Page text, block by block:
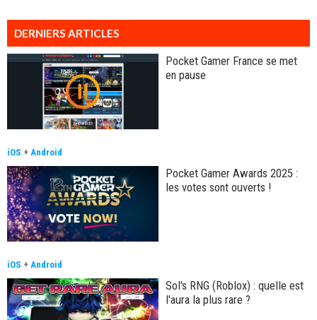
DERNIERS ARTICLES
Pocket Gamer France se met
en pause
iOS + Android
Pocket Gamer Awards 2025 :
les votes sont ouverts !
iOS + Android
Sol's RNG (Roblox) : quelle est
l'aura la plus rare ?